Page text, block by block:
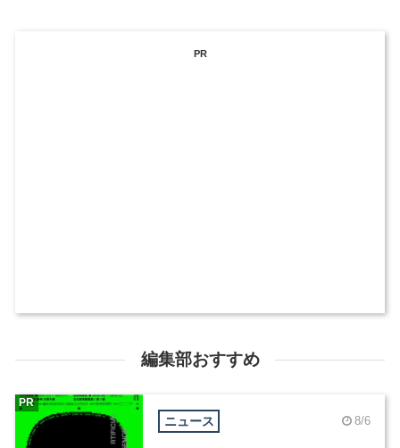
PR
編集部おすすめ
ニュース 8/6
PR